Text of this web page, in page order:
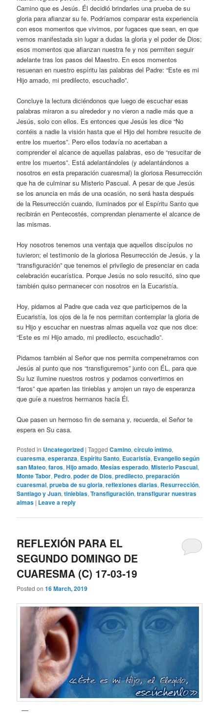
Camino que es Jesús. Él decidió brindarles una prueba de su
gloria para afianzar su fe. Podríamos comparar esta experiencia
con esos momentos que vivimos, por fugaces que sean, en que
vemos manifestada sin lugar a dudas la gloria y el poder de Dios;
esos momentos que afianzan nuestra fe y nos permiten seguir
adelante tras los pasos del Maestro. En esos momentos
resuenan en nuestro espíritu las palabras del Padre: “Este es mi
Hijo amado, mi predilecto, escuchadlo”.
Concluye la lectura diciéndonos que luego de escuchar esas
palabras miraron a su alrededor y no vieron a nadie más que a
Jesús, solo con ellos. Es entonces que Jesús les dice “No
contéis a nadie la visión hasta que el Hijo del hombre resucite de
entre los muertos”. Pero ellos todavía no acertaban a
comprender el alcance de aquellas palabras, eso de “resucitar de
entre los muertos”. Está adelantándoles (y adelantándonos a
nosotros en esta preparación cuaresmal) la gloriosa Resurrección
que ha de culminar su Misterio Pascual. A pesar de que Jesús
se los anuncia en más de una ocasión, no será hasta después
de la Resurrección cuando, iluminados por el Espíritu Santo que
recibirán en Pentecostés, comprendan plenamente el alcance de
las mismas.
Hoy nosotros tenemos una ventaja que aquellos discípulos no
tuvieron; el testimonio de la gloriosa Resurrección de Jesús, y la
“transfiguración” que tenemos el privilegio de presenciar en cada
celebración eucarística. Porque Jesús no solo resucitó, sino que
también quiso permanecer con nosotros en la Eucaristía.
Hoy, pidamos al Padre que cada vez que participemos de la
Eucaristía, los ojos de la fe nos permitan contemplar la gloria de
su Hijo y escuchar en nuestras almas aquella voz que nos dice:
“Este es mi Hijo amado, mi predilecto, escuchadlo”.
Pidamos también al Señor que nos permita compenetrarnos con
Jesús al punto que nos “transfiguremos” junto con ÉL, para que
Su luz ilumine nuestros rostros y podamos convertirnos en
“faros” que aparten las tinieblas y arrojen un rayo de esperanza
que guíe a nuestros hermanos hacia Él.
Que pasen un hermoso fin de semana y, recuerda, el Señor te
espera en Su casa.
Posted in Uncategorized |Tagged Camino,círculo íntimo,
cuaresma,esperanza, Espíritu Santo, Eucaristía, Evangelio según
san Mateo,faros,Hijo amado,Mesías esperado,Misterio Pascual,
Monte Tabor, Pedro,poder de Dios,predilecto,preparación
cuaresmal,prueba de su gloria,reflexiones diarias, Resurrección,
Santiago y Juan,tinieblas,Transfiguración,transfigurar nuestras
almas | Leave a reply
REFLEXIÓN PARA EL
SEGUNDO DOMINGO DE
CUARESMA (C) 17-03-19
Posted on16 March, 2019